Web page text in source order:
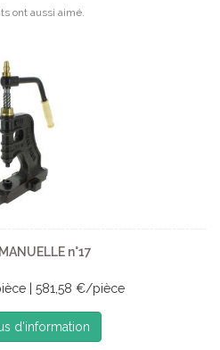
ont aussi aimé.
n°17
| 581,58 €/pièce
d'information